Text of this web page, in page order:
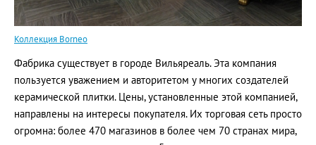
Коллекция Borneo
Фабрика существует в городе Вильяреаль. Эта компания
пользуется уважением и авторитетом у многих создателей
керамической плитки. Цены, установленные этой компанией,
направлены на интересы покупателя. Их торговая сеть просто
огромна: более 470 магазинов в более чем 70 странах мира,